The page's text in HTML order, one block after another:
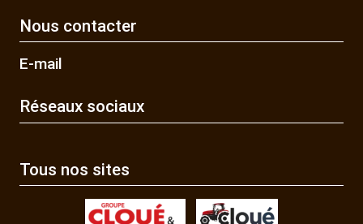
Nous contacter
E-mail
Réseaux sociaux
Tous nos sites